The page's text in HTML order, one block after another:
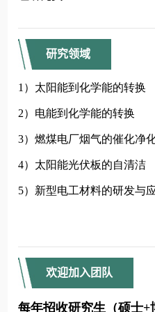
研究领域
欢迎加入团队